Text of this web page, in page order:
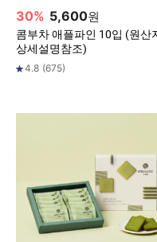
30% 5,600원
콤부차 애플파인 10입 (원산
상세설명참조)
4.8 (675)